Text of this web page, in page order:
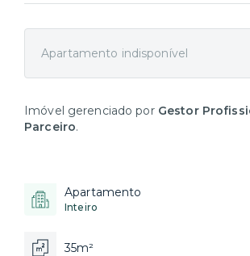
Apartamento indisponível
Imóvel gerenciado por Gestor
Parceiro.
Apartamento
Inteiro
35m²